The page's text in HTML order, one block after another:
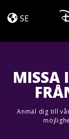
Trip
SE
MISSA
Anmäl dig till